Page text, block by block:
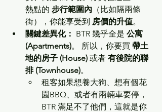
熱點的 步行範圍內 （比如隔兩條
街），你能享受到 房價的升值。
關鍵差異化： BTR 幾乎全是 公寓
(Apartments)。 所以，你要買 帶土
地的房子 (House) 或者 有後院的聯
排 (Townhouse)。
租客如果想養大狗、想有個花
園BBQ、或者有兩輛車要停，
BTR 滿足不了他們，這就是你